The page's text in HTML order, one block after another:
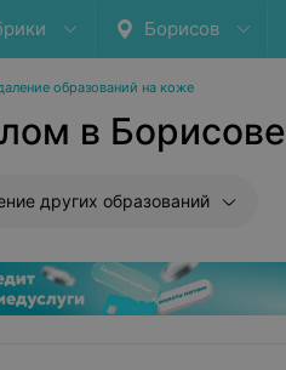
Борисов
образований на коже
в Борисове
других образований